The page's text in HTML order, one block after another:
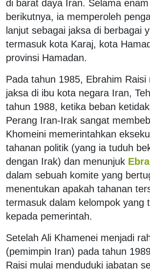
di barat daya Iran. Selama
berikutnya, ia memperoleh
lanjut sebagai jaksa di berbagai
termasuk kota Karaj, kota
provinsi Hamadan.
Pada tahun 1985, Ebrahim Raisi
jaksa di ibu kota negara Iran,
tahun 1988, ketika beban
Perang Iran-Irak sangat
Khomeini memerintahkan
tahanan politik (yang ia tuduh
dengan Irak) dan menunjuk
dalam sebuah komite yang
menentukan apakah tahanan
termasuk dalam kelompok yang
kepada pemerintah.
Setelah Ali Khamenei menjadi
(pemimpin Iran) pada tahun
Raisi mulai menduduki jabatan